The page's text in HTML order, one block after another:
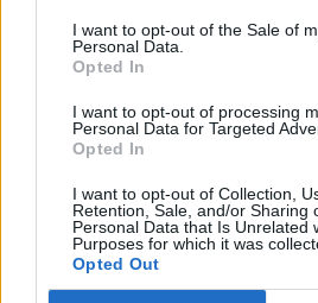
I want to opt-out of the Sale of
Personal Data.
Opted In
I want to opt-out of processing
Personal Data for Targeted
Opted In
I want to opt-out of Collection,
Retention, Sale, and/or Sharing
Personal Data that Is Unrelated
Purposes for which it was
Opted Out
Shuma e zakonshme është
Disa nga arsyet e refuzimit
Nëse kërkesa për ETIAS
ose anulohet, personi do ta
tregon arsyet e refuzimit dhe